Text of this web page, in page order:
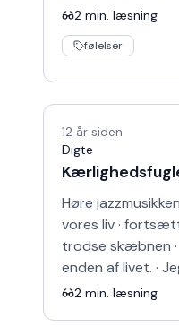
svømme i lyriske
gøre m…
2 min. læsning
følelser
12 år siden
Digte
Høre
vores liv ·
trodse skæbnen
enden af livet. ·
kærlighedens
2 min. læsning